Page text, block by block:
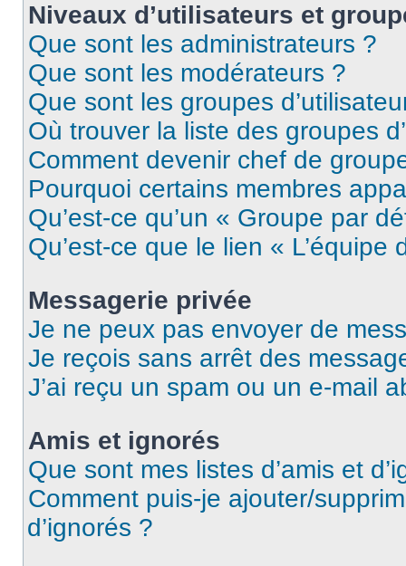
Niveaux d’utilisateurs et
Que sont les administrateurs ?
Que sont les modérateurs ?
Que sont les groupes
Où trouver la liste des groupes
Comment devenir chef de
Pourquoi certains membres
Qu’est-ce qu’un « Groupe par
Qu’est-ce que le lien « L’équipe
Messagerie privée
Je ne peux pas envoyer de
Je reçois sans arrêt des
J’ai reçu un spam ou un e-mail
Amis et ignorés
Que sont mes listes d’amis et
Comment puis-je ajouter/
d’ignorés ?